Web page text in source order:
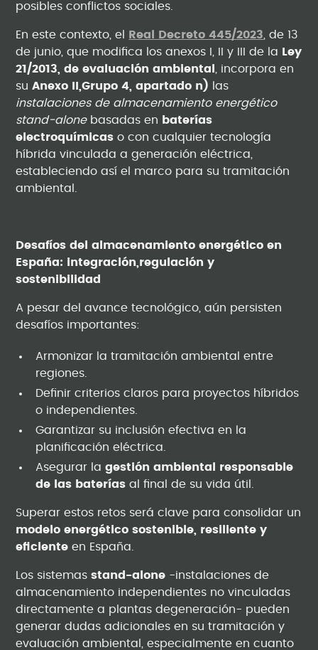
posibles conflictos sociales.
En este contexto, el Real Decreto 445/2023 , de 13
de junio, que modifica los anexos I, II y III de la
Ley
21/2013, de evaluación ambiental
, incorpora en
suAnexo II,Grupo 4, apartado n) las
instalaciones de almacenamiento energético
stand-alonebasadas en
baterías
electroquímicas o con cualquier tecnología
híbrida vinculada a generación eléctrica,
estableciendo así el marco para su tramitación
ambiental.
Desafíos del almacenamiento energético en
España: integración,regulación y
sostenibilidad
A pesar del avance tecnológico, aún persisten
desafíos importantes:
Armonizar la tramitación ambiental entre
regiones.
Definir criterios claros para proyectos híbridos
o independientes.
Garantizar su inclusión efectiva en la
planificación eléctrica.
Asegurar lagestión ambiental responsable
de las baterías al final de su vida útil.
Superar estos retos será clave para consolidar un
modelo energético sostenible, resiliente y
eficiente en España.
Los sistemasstand-alone -instalaciones de
almacenamiento independientes no vinculadas
directamente a plantas degeneración- pueden
generar dudas adicionales en su tramitación y
evaluación ambiental, especialmente en cuanto